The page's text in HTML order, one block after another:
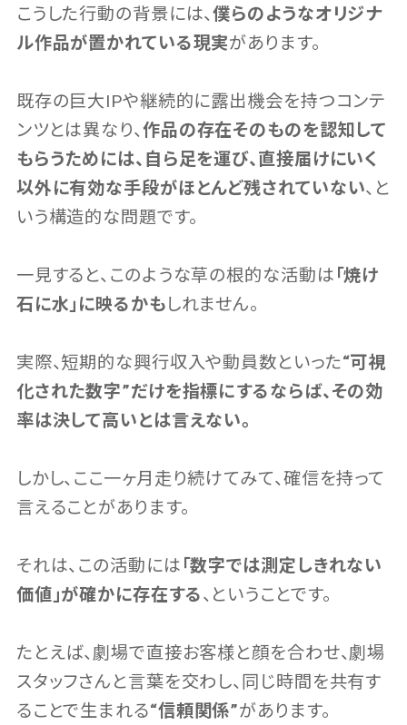
こうした行動の背景には、僕らのようなオリジナ
ル作品が置かれている現実があります。
既存の巨大IPや継続的に露出機会を持つコンテ
ンツとは異なり、作品の存在そのものを認知して
もらうためには、自ら足を運び、直接届けにいく
以外に有効な手段がほとんど残されていない、と
いう構造的な問題です。
一見すると、このような草の根的な活動は 「焼け
石に水」に映るかもしれません。
実際、短期的な興行収入や動員数といった“可視
化された数字”だけを指標にするならば、その効
率は決して高いとは言えない。
しかし、ここ一ヶ月走り続けてみて、確信を持って
言えることがあります。
それは、この活動には 「数字では測定しきれない
価値」が確かに存在する、ということです。
たとえば、劇場で直接お客様と顔を合わせ、劇場
スタッフさんと言葉を交わし、同じ時間を共有す
ることで生まれる“信頼関係”があります。